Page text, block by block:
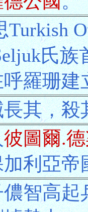
氏
羅珊建
其，殺
彼圖爾.
利亞帝
智高